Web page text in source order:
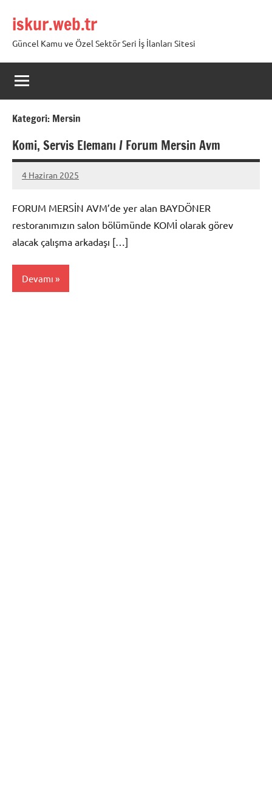
geçiskur.web.tr
Güncel Kamu ve Özel Sektör Seri İş İlanları Sitesi
Kategori: Mersin
Komi, Servis Elemanı / Forum Mersin Avm
4 Haziran 2025
admin
Yorum
FORUM MERSİN AVM’de yer alan BAYDÖNER
restoranımızın salon bölümünde KOMİ olarak görev
alacak çalışma arkadaşı […]
Devamı